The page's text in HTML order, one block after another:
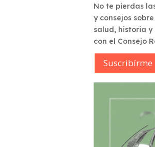
No te pierdas
y consejos
salud, historia
con el Consejo
Suscribírme